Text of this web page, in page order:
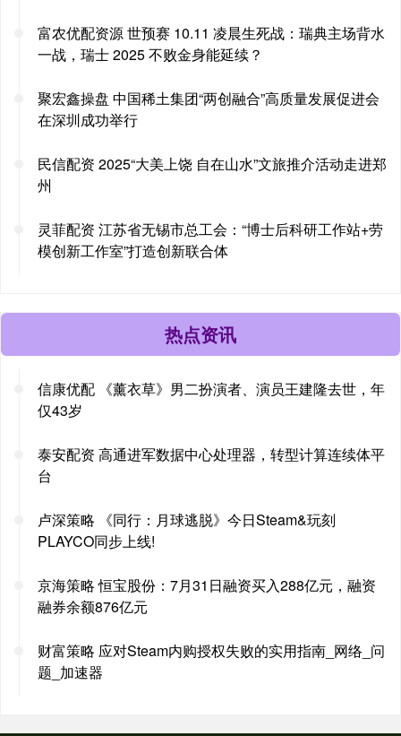
富农优配资源 世预赛 10.11 凌晨生死战：瑞典主场背水
一战，瑞士 2025 不败金身能延续？
聚宏鑫操盘 中国稀土集团“两创融合”高质量发展促进会
在深圳成功举行
民信配资 2025“大美上饶 自在山水”文旅推介活动走进郑
州
灵菲配资 江苏省无锡市总工会：“博士后科研工作站+劳
模创新工作室”打造创新联合体
热点资讯
信康优配 《薰衣草》男二扮演者、演员王建隆去世，年
仅43岁
泰安配资 高通进军数据中心处理器，转型计算连续体平
台
卢深策略 《同行：月球逃脱》今日Steam&玩刻
PLAYCO同步上线!
京海策略 恒宝股份：7月31日融资买入288亿元，融资
融券余额876亿元
财富策略 应对Steam内购授权失败的实用指南_网络_问
题_加速器